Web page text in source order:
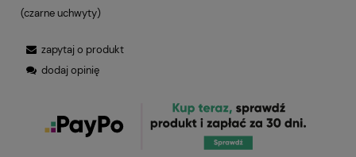
(czarne uchwyty)
zapytaj o produkt
dodaj opinię